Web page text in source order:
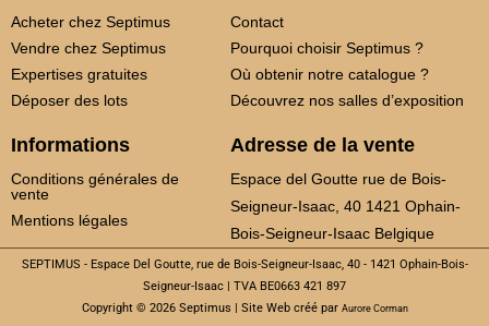
Acheter chez Septimus
Vendre chez Septimus
Expertises gratuites
Déposer des lots
Contact
Pourquoi choisir Septimus ?
Où obtenir notre catalogue ?
Découvrez nos salles d’exposition
Informations
Conditions générales de
vente
Mentions légales
Adresse de la vente
Espace del Goutte rue de Bois-
Seigneur-Isaac, 40 1421 Ophain-
Bois-Seigneur-Isaac Belgique
SEPTIMUS - Espace Del Goutte, rue de Bois-Seigneur-Isaac, 40 - 1421 Ophain-Bois-
Seigneur-Isaac | TVA BE0663 421 897
Copyright © 2026 Septimus | Site Web créé par Aurore Corman